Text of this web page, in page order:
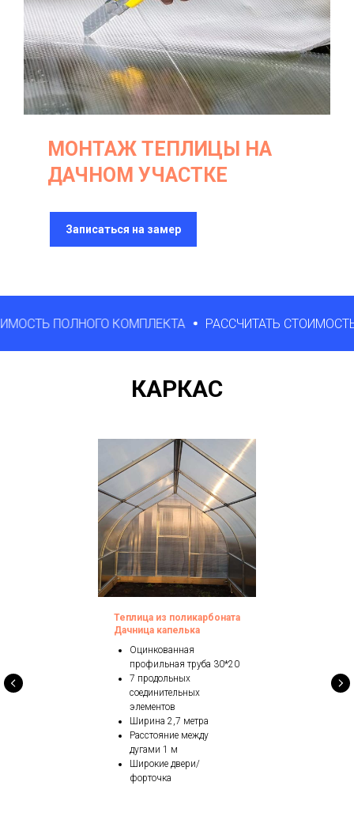
МОНТАЖ ТЕПЛИЦЫ НА
ДАЧНОМ УЧАСТКЕ
Записаться на замер
ПОЛНОГО КОМПЛЕКТА РАССЧИТАТЬ СТОИМОСТЬ
КАРКАС
Теплица из поликарбоната
Дачница капелька
Оцинкованная
профильная труба 30*20
7 продольных
соединительных
элементов
Ширина 2,7 метра
Расстояние между
дугами 1 м
Широкие двери/
форточка